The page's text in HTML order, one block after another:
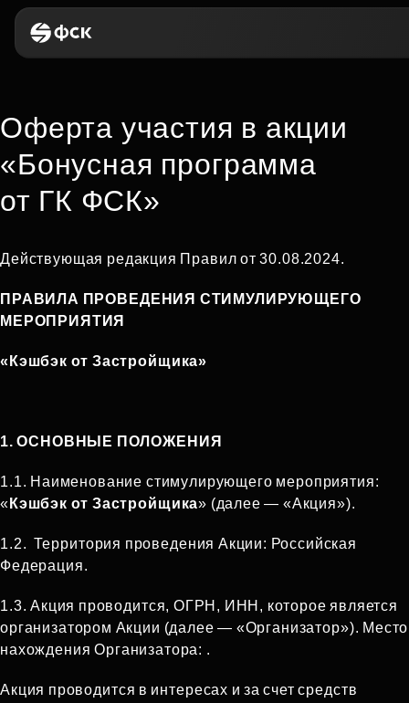
Оферта участия в акции
«Бонусная программа
от ГК ФСК»
Действующая редакция Правил от 30.08.2024.
ПРАВИЛА ПРОВЕДЕНИЯ СТИМУЛИРУЮЩЕГО
МЕРОПРИЯТИЯ
«Кэшбэк от Застройщика»
1. ОСНОВНЫЕ ПОЛОЖЕНИЯ
1.1. Наименование стимулирующего мероприятия:
« Кэшбэк от Застройщика» (далее — «Акция»).
1.2. Территория проведения Акции: Российская
Федерация.
1.3. Акция проводится, ОГРН, ИНН, которое является
организатором Акции (далее — «Организатор»). Место
нахождения Организатора: .
Акция проводится в интересах и за счет средств